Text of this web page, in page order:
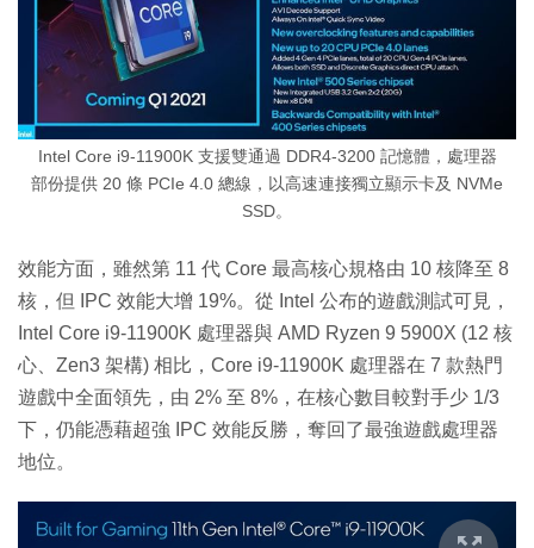
Intel Core i9-11900K 支援雙通過 DDR4-3200 記憶體，處理器
部份提供 20 條 PCIe 4.0 總線，以高速連接獨立顯示卡及 NVMe
SSD。
效能方面，雖然第 11 代 Core 最高核心規格由 10 核降至 8
核，但 IPC 效能大增 19%。從 Intel 公布的遊戲測試可見，
Intel Core i9-11900K 處理器與 AMD Ryzen 9 5900X (12 核
心、Zen3 架構) 相比，Core i9-11900K 處理器在 7 款熱門
遊戲中全面領先，由 2% 至 8%，在核心數目較對手少 1/3
下，仍能憑藉超強 IPC 效能反勝，奪回了最強遊戲處理器
地位。